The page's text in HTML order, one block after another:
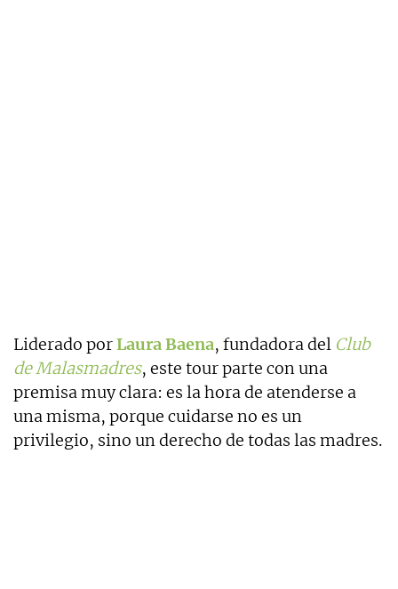
Liderado porLaura Baena, fundadora del Club
de Malasmadres, este tour parte con una
premisa muy clara: es la hora de atenderse a
una misma, porque cuidarse no es un
privilegio, sino un derecho de todas las madres.